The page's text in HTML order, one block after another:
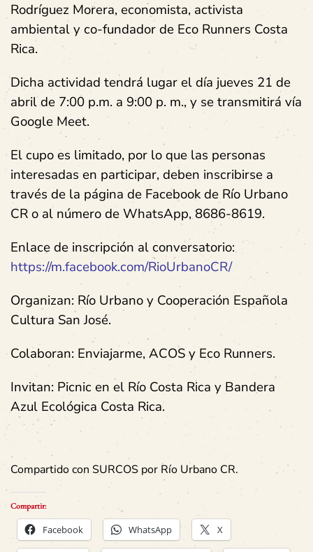
Rodríguez Morera, economista, activista
ambiental y co-fundador de Eco Runners Costa
Rica.
Dicha actividad tendrá lugar el día jueves 21 de
abril de 7:00 p.m. a 9:00 p. m., y se transmitirá vía
Google Meet.
El cupo es limitado, por lo que las personas
interesadas en participar, deben inscribirse a
través de la página de Facebook de Río Urbano
CR o al número de WhatsApp, 8686-8619.
Enlace de inscripción al conversatorio:
https://m.facebook.com/RioUrbanoCR/
Organizan: Río Urbano y Cooperación Española
Cultura San José.
Colaboran: Enviajarme, ACOS y Eco Runners.
Invitan: Picnic en el Río Costa Rica y Bandera
Azul Ecológica Costa Rica.
Compartido con SURCOS por Río Urbano CR.
Compartir:
Facebook WhatsApp X